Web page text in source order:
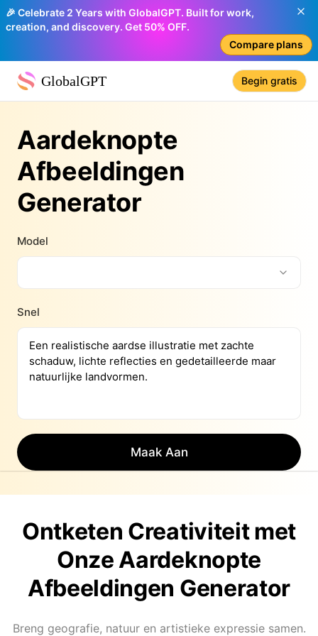
🎉 Celebrate 2 Years with GlobalGPT. Built for work,
creation, and discovery. Get 50% OFF.
Compare plans
GlobalGPT Begin gratis
Aardeknopte
Afbeeldingen
Generator
Model
Snel
Maak Aan
Ontketen Creativiteit met
Onze Aardeknopte
Afbeeldingen Generator
Breng geografie, natuur en artistieke expressie samen.